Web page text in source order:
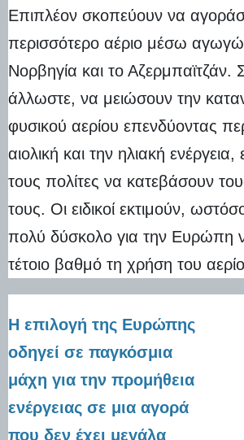
Επιπλέον σκοπεύουν να
περισσότερο αέριο μέσω
Νορβηγία και το Αζερμπαϊτζάν.
άλλωστε, να μειώσουν την
φυσικού αερίου επενδύοντας
αιολική και την ηλιακή
τους πολίτες να κατεβάσουν
τους. Οι ειδικοί εκτιμούν,
πολύ δύσκολο για την Ευρώπη
τέτοιο βαθμό τη χρήση του
Η επιλογή της Ευρώπης
οδηγεί σε παγκόσμια
μάχη για την προμήθεια
ενέργειας σε μια αγορά
που δεν έχει μεγάλα